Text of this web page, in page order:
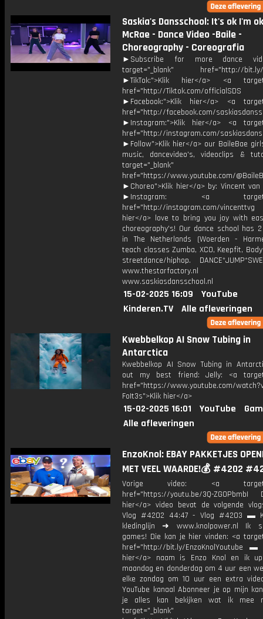
Saskia's Dansschool: It's ok I'm
McRae - Dance Video -Baile -
Choreography - Coreografia
►Subscribe for more dance
target="_blank" href="http://bit.ly/
►TikTok:">Klik hier</a> <a
href="http://Tiktok.com/officialSDS
►Facebook:">Klik hier</a> <a
href="http://facebook.com/
►Instagram:">Klik hier</a> <a
href="http://instagram.com/
►Follow">Klik hier</a> our BaileBae
music, dancevideo's, videoclips &
target="_blank"
href="https://www.youtube.com/
►Choreo">Klik hier</a> by: Vincent van
►Instagram: <a
href="http://instagram.com/vincenttvg
hier</a> love to bring you joy with
choreography's! Our dance school has
in The Netherlands (Woerden -
teach classes Zumba, XCO, Keepfit,
streetdance/hiphop.
www.saskiasdansschool.nl
15-02-2025 16:09
YouTube
Kinderen.TV
Alle afleveringen
Kwebbelkop AI Snow Tubing in
Antarctica
Kwebbelkop AI Snow Tubing in
out my best friend: Jelly: <a
href="https://www.youtube.com/
FoIt3s">Klik hier</a>
15-02-2025 16:01 YouTube
Alle afleveringen
EnzoKnol: EBAY PAKKETJES
MET VEEL WAARDE!💰 #4202
Vorige video: <a
href="https://youtu.be/3Q-ZGOPbmbI
hier</a> video bevat de volgende
Vlog #4202 44:47 - Vlog #4203 ▬
kledinglijn ➜ www.knolpower.nl Ik
games! Die kan je hier vinden: <a
href="http://bit.ly/EnzoKnolYoutube ▬
hier</a> naam is Enzo Knol en ik
maandag en donderdag om 4 uur een
elke zondag om 10 uur een extra
YouTube kanaal Abonneer je op mijn
je alles kan bekijken wat ik mee
target="_blank"